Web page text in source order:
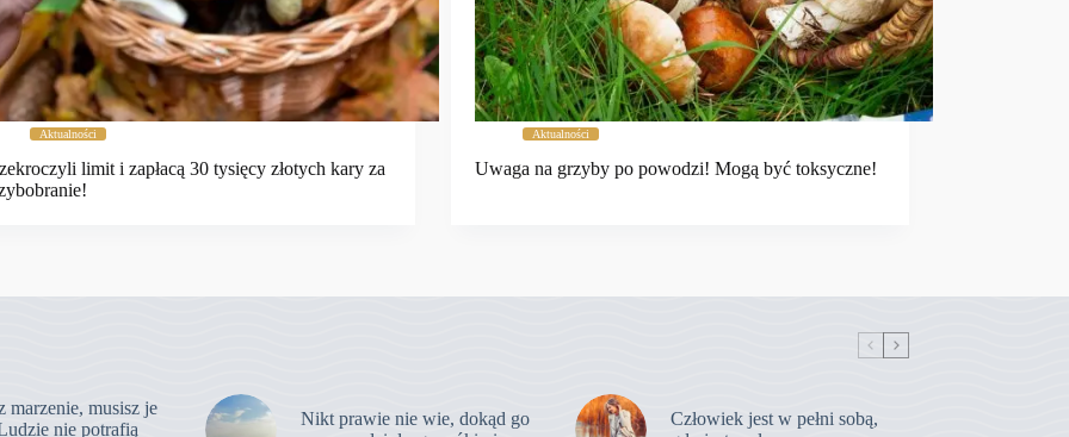
Aktualności
limit i zapłacą 30 tysięcy złotych kary za
Aktualności
Uwaga na grzyby po powodzi! Mogą być toksyczne!
marzenie, musisz je
nie potrafią
Nikt prawie nie wie, dokąd go
Człowiek jest w pełni sobą,